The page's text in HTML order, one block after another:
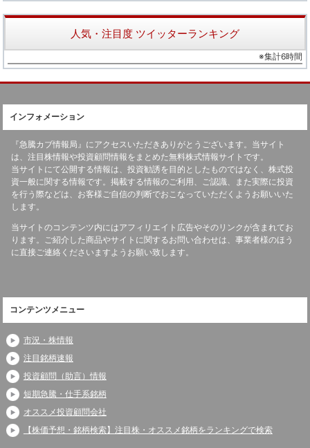
人気・注目度 ツイッターランキング
※集計6時間
インフォメーション
『急騰カブ情報局』にアクセスいただきありがとうございます。当サイト
は、注目株情報や投資顧問情報をまとめた無料株式情報サイトです。
当サイトにて公開する情報は、投資勧誘を目的としたものではなく、株式投
資一般に関する情報です。掲載する情報のご利用、ご認識、また実際に投資
を行う際などは、お客様ご自信の判断でおこなっていただくようお願いいた
します。
当サイトのコンテンツ内にはアフィリエイト広告やそのリンクが含まれてお
ります。ご紹介した商品やサイトに関するお問い合わせは、事業者様のほう
に直接ご連絡くださいますようお願い致します。
コンテンツメニュー
市況・株情報
注目銘柄速報
投資顧問（助言）情報
短期急騰・仕手系銘柄
オススメ投資顧問会社
【株価予想・銘柄検索】注目株・オススメ銘柄をランキングで検索